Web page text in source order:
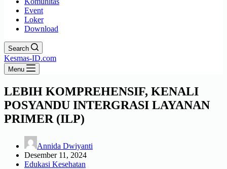
Event
Loker
Download
Search
Kesmas-ID.com
Menu
LEBIH KOMPREHENSIF, KENALI
POSYANDU INTERGRASI LAYANAN
PRIMER (ILP)
Annida Dwiyanti
Desember 11, 2024
Edukasi Kesehatan